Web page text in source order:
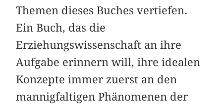
Themen dieses Buches vertiefen.
Ein Buch, das die
Erziehungswissenschaft an ihre
Aufgabe erinnern will, ihre idealen
Konzepte immer zuerst an den
mannigfaltigen Phänomenen der